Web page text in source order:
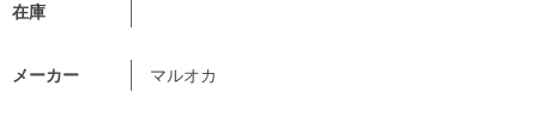
在庫
メーカー マルオカ